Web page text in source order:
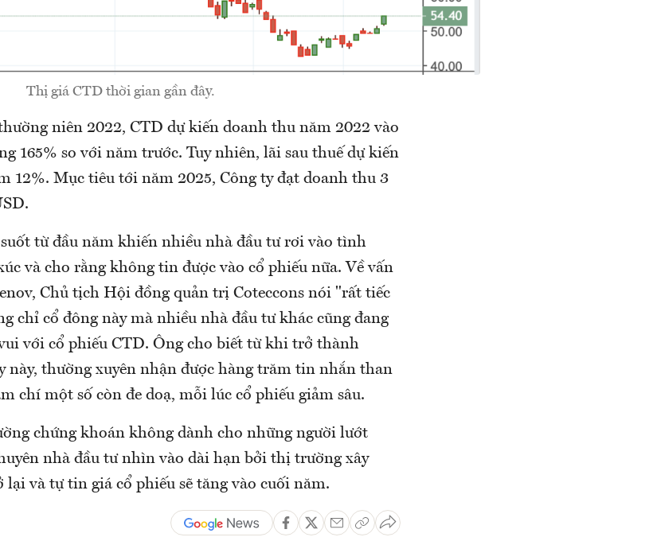
Thị giá CTD thời gian gần đây.
niên 2022, CTD dự kiến doanh thu năm 2022 vào
165% so với năm trước. Tuy nhiên, lãi sau thuế dự kiến
12%. Mục tiêu tới năm 2025, Công ty đạt doanh thu 3
từ đầu năm khiến nhiều nhà đầu tư rơi vào tình
và cho rằng không tin được vào cổ phiếu nữa. Về vấn
Chủ tịch Hội đồng quản trị Coteccons nói "rất tiếc
chỉ cổ đông này mà nhiều nhà đầu tư khác cũng đang
với cổ phiếu CTD. Ông cho biết từ khi trở thành
này, thường xuyên nhận được hàng trăm tin nhắn than
chí một số còn đe doạ, mỗi lúc cổ phiếu giảm sâu.
chứng khoán không dành cho những người lướt
nhà đầu tư nhìn vào dài hạn bởi thị trường xây
lại và tự tin giá cổ phiếu sẽ tăng vào cuối năm.